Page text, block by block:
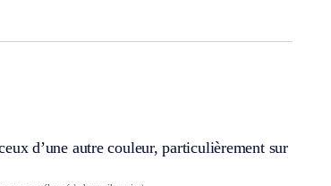
d’une autre couleur, particulièrement sur